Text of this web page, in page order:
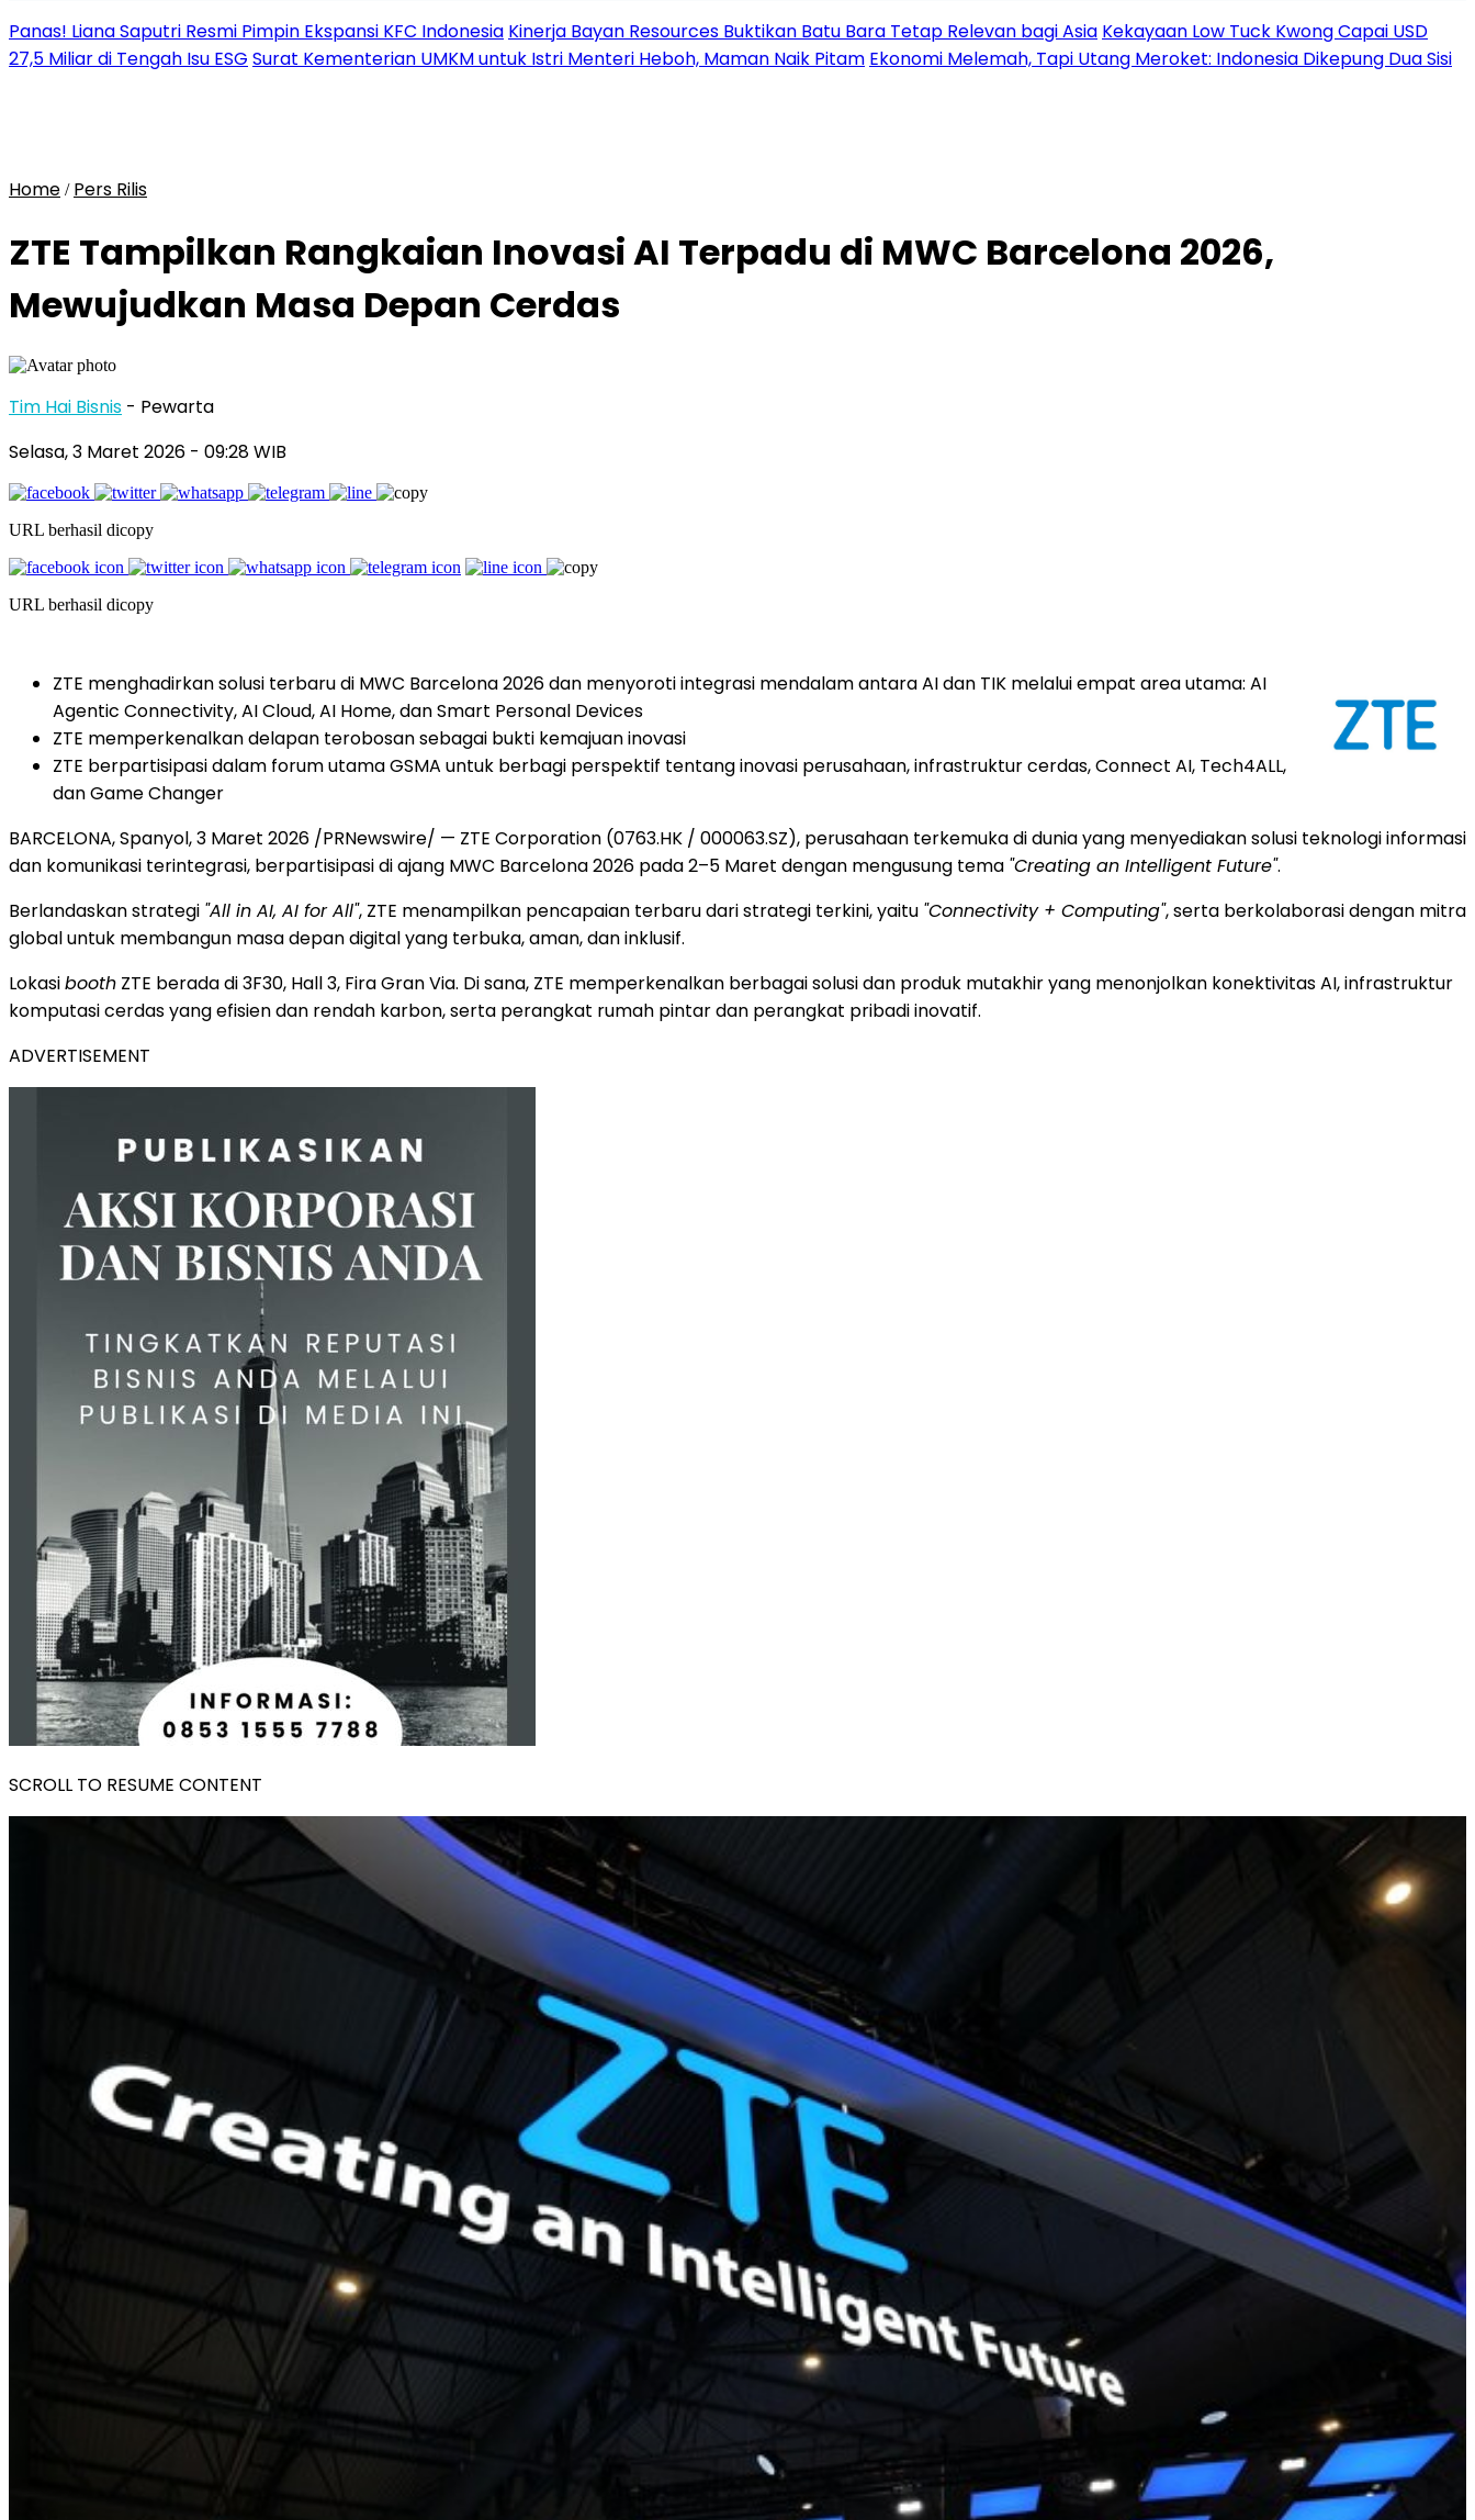
Panas! Liana Saputri Resmi Pimpin Ekspansi KFC Indonesia Kinerja Bayan Resources Buktikan Batu Bara Tetap Relevan bagi Asia Kekayaan Low Tuck Kwong Capai USD
27,5 Miliar di Tengah Isu ESG Surat Kementerian UMKM untuk Istri Menteri Heboh, Maman Naik Pitam Ekonomi Melemah, Tapi Utang Meroket: Indonesia Dikepung Dua Sisi
Home / Pers Rilis
ZTE Tampilkan Rangkaian Inovasi AI Terpadu di MWC Barcelona 2026,
Mewujudkan Masa Depan Cerdas
Tim Hai Bisnis - Pewarta
Selasa, 3 Maret 2026 - 09:28 WIB
URL berhasil dicopy
URL berhasil dicopy
ZTE menghadirkan solusi terbaru di MWC Barcelona 2026 dan menyoroti integrasi mendalam antara AI dan TIK melalui empat area utama: AI
Agentic Connectivity, AI Cloud, AI Home, dan Smart Personal Devices
ZTE memperkenalkan delapan terobosan sebagai bukti kemajuan inovasi
ZTE berpartisipasi dalam forum utama GSMA untuk berbagi perspektif tentang inovasi perusahaan, infrastruktur cerdas, Connect AI, Tech4ALL,
dan Game Changer
BARCELONA, Spanyol, 3 Maret 2026 /PRNewswire/ — ZTE Corporation (0763.HK / 000063.SZ), perusahaan terkemuka di dunia yang menyediakan solusi teknologi informasi
dan komunikasi terintegrasi, berpartisipasi di ajang MWC Barcelona 2026 pada 2–5 Maret dengan mengusung tema "Creating an Intelligent Future".
Berlandaskan strategi "All in AI, AI for All", ZTE menampilkan pencapaian terbaru dari strategi terkini, yaitu "Connectivity + Computing", serta berkolaborasi dengan mitra
global untuk membangun masa depan digital yang terbuka, aman, dan inklusif.
Lokasibooth ZTE berada di 3F30, Hall 3, Fira Gran Via. Di sana, ZTE memperkenalkan berbagai solusi dan produk mutakhir yang menonjolkan konektivitas AI, infrastruktur
komputasi cerdas yang efisien dan rendah karbon, serta perangkat rumah pintar dan perangkat pribadi inovatif.
ADVERTISEMENT
SCROLL TO RESUME CONTENT